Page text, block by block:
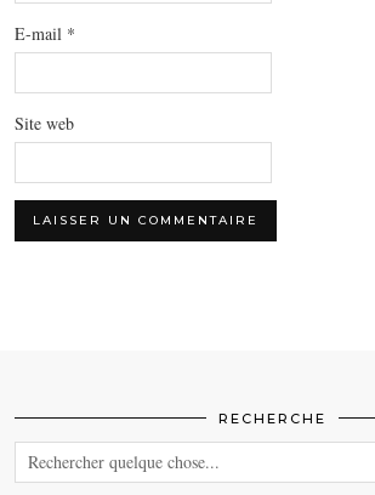
E-mail *
Site web
RECHERCHE